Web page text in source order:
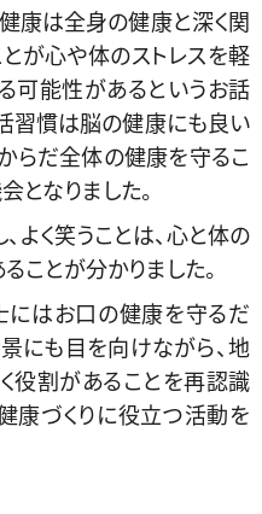
康は全身の健康と深く関
とが心や体のストレスを軽
可能性があるというお話
習慣は脳の健康にも良い
らだ全体の健康を守るこ
となりました。
よく笑うことは、心と体の
ことが分かりました。
にはお口の健康を守るだ
にも目を向けながら、地
役割があることを再認識
康づくりに役立つ活動を